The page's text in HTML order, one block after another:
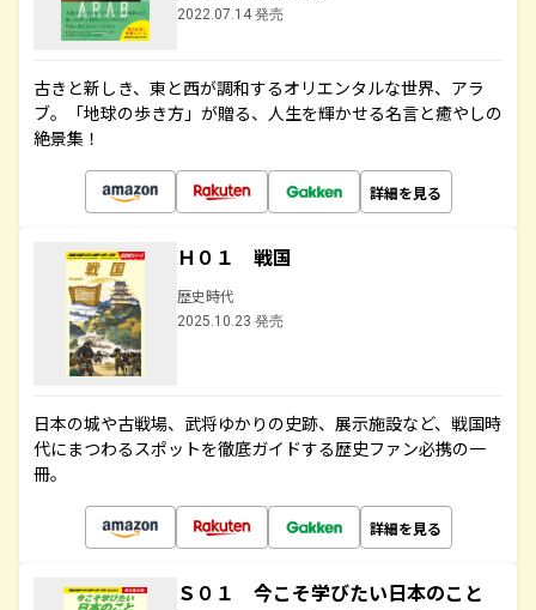
2022.07.14 発売
古きと新しき、東と西が調和するオリエンタルな世界、アラ
ブ。「地球の歩き方」が贈る、人生を輝かせる名言と癒やしの
絶景集！
詳細を見る
Ｈ０１ 戦国
歴史時代
2025.10.23 発売
日本の城や古戦場、武将ゆかりの史跡、展示施設など、戦国時
代にまつわるスポットを徹底ガイドする歴史ファン必携の一
冊。
詳細を見る
Ｓ０１ 今こそ学びたい日本のこと